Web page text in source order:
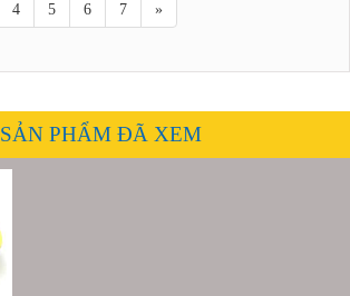
4 5 6 7 »
SẢN PHẨM ĐÃ XEM